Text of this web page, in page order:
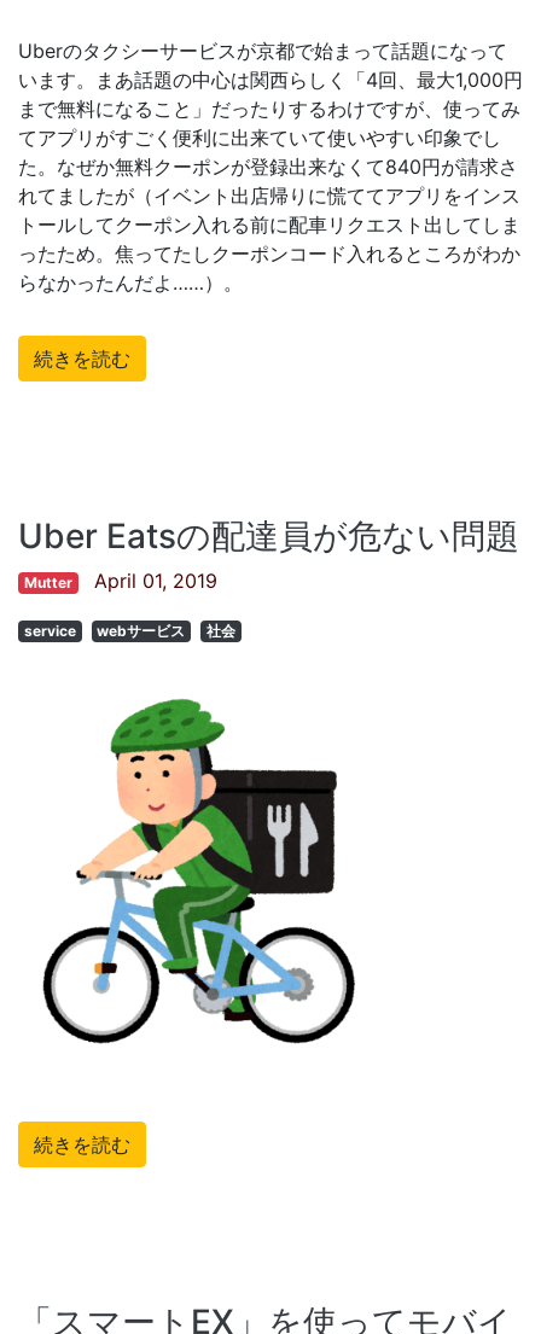
Uberのタクシーサービスが京都で始まって話題になって
います。まあ話題の中心は関西らしく「4回、最大1,000円
まで無料になること」だったりするわけですが、使ってみ
てアプリがすごく便利に出来ていて使いやすい印象でし
た。なぜか無料クーポンが登録出来なくて840円が請求さ
れてましたが（イベント出店帰りに慌ててアプリをインス
トールしてクーポン入れる前に配車リクエスト出してしま
ったため。焦ってたしクーポンコード入れるところがわか
らなかったんだよ……）。
続きを読む
Uber Eatsの配達員が危ない問題
Mutter April 01, 2019
service webサービス 社会
続きを読む
「スマートEX」を使ってモバイ